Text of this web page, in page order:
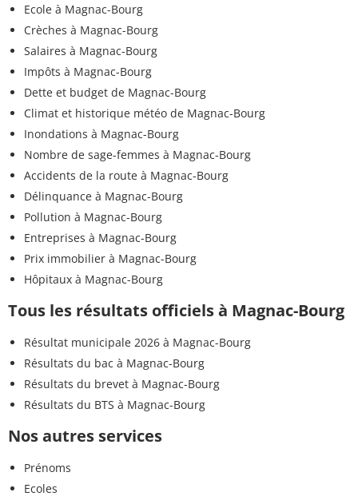
Ecole à Magnac-Bourg
Crèches à Magnac-Bourg
Salaires à Magnac-Bourg
Impôts à Magnac-Bourg
Dette et budget de Magnac-Bourg
Climat et historique météo de Magnac-Bourg
Inondations à Magnac-Bourg
Nombre de sage-femmes à Magnac-Bourg
Accidents de la route à Magnac-Bourg
Délinquance à Magnac-Bourg
Pollution à Magnac-Bourg
Entreprises à Magnac-Bourg
Prix immobilier à Magnac-Bourg
Hôpitaux à Magnac-Bourg
Tous les résultats officiels à Magnac-Bourg
Résultat municipale 2026 à Magnac-Bourg
Résultats du bac à Magnac-Bourg
Résultats du brevet à Magnac-Bourg
Résultats du BTS à Magnac-Bourg
Nos autres services
Prénoms
Ecoles